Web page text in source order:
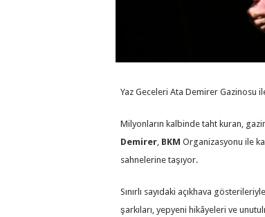
Yaz Geceleri Ata Demirer Gazinosu
Milyonların kalbinde taht kuran,
Demirer, BKM Organizasyonu ile
sahnelerine taşıyor.
Sınırlı sayıdaki açıkhava
şarkıları, yepyeni hikâyeleri ve